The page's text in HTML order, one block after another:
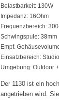
Belastbarkeit: 130W
Impedanz: 16Ohm
Frequenzbereich:
Schwingspule: 38mm
Empf.
Einsatzbereich:
Umgebung: Outdoor +
Der 1130 ist ein
angetrieben wird.